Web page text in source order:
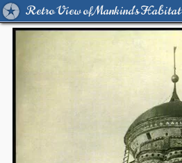
Retro View of Mankind's Habitat